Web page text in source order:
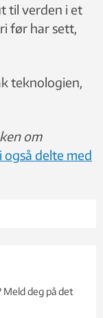
til verden i et
før har sett,
teknologien,
om
delte med
deg på det